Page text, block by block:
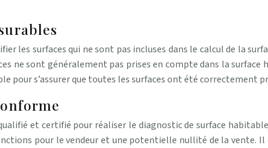
les surfaces qui ne sont pas incluses dans le calcul de la
ne sont généralement pas prises en compte dans la
pour s’assurer que toutes les surfaces ont été correctement
et certifié pour réaliser le diagnostic de surface
pour le vendeur et une potentielle nullité de la vente.